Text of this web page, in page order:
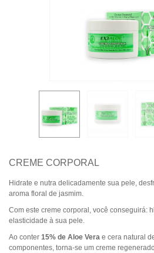
CREME CORPORAL
Hidrate e nutra delicadamente sua pele,
aroma floral de jasmim.
Com este creme corporal, você conseguirá:
elasticidade à sua pele.
Ao conter 15% de Aloe Vera e cera natural
componentes, torna-se um creme